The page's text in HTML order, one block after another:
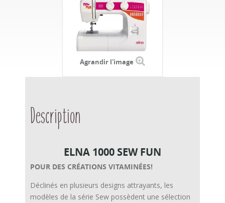
Agrandir l'image
Description
ELNA 1000 SEW FUN
POUR DES CRÉATIONS VITAMINÉES!
Déclinés en plusieurs designs attrayants, les
modèles de la série Sew possèdent une sélection